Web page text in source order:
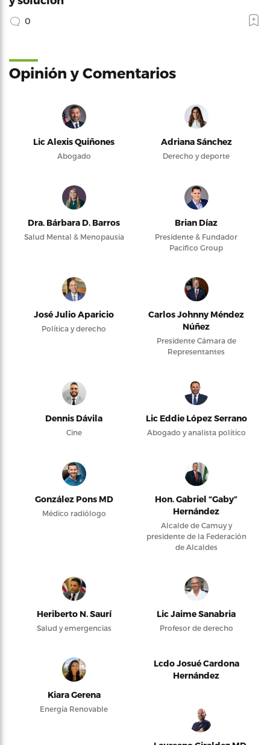
0
Opinión y Comentarios
Lic Alexis Quiñones
Abogado
Adriana Sánchez
Derecho y deporte
Dra. Bárbara D. Barros
Salud Mental & Menopausia
Brian Díaz
Presidente & Fundador
Pacifico Group
José Julio Aparicio
Política y derecho
Carlos Johnny Méndez
Núñez
Presidente Cámara de
Representantes
Dennis Dávila
Cine
Lic Eddie López Serrano
Abogado y analista político
González Pons MD
Médico radiólogo
Hon. Gabriel “Gaby”
Hernández
Alcalde de Camuy y
presidente de la Federación
de Alcaldes
Heriberto N. Saurí
Salud y emergencias
Lic Jaime Sanabria
Profesor de derecho
Kiara Gerena
Energía Renovable
Lcdo Josué Cardona
Hernández